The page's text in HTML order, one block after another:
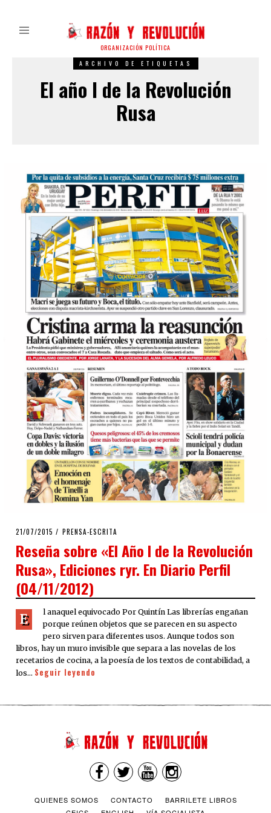
ORGANIZACIÓN POLÍTICA
ARCHIVO DE ETIQUETAS
El año I de la Revolución
Rusa
POSTED
21/07/2015 PRENSA-ESCRITA
Reseña sobre «El Año I de la Revolución
Rusa», Ediciones ryr. En Diario Perfil
(04/11/2012)
E
l anaquel equivocado Por Quintín Las librerías engañan
porque reúnen objetos que se parecen en su aspecto
pero sirven para diferentes usos. Aunque todos son
libros, hay un muro invisible que separa a las novelas de los
recetarios de cocina, a la poesía de los textos de contabilidad, a
los… Seguir leyendo
QUIENES SOMOS CONTACTO
BARRILETE LIBROS